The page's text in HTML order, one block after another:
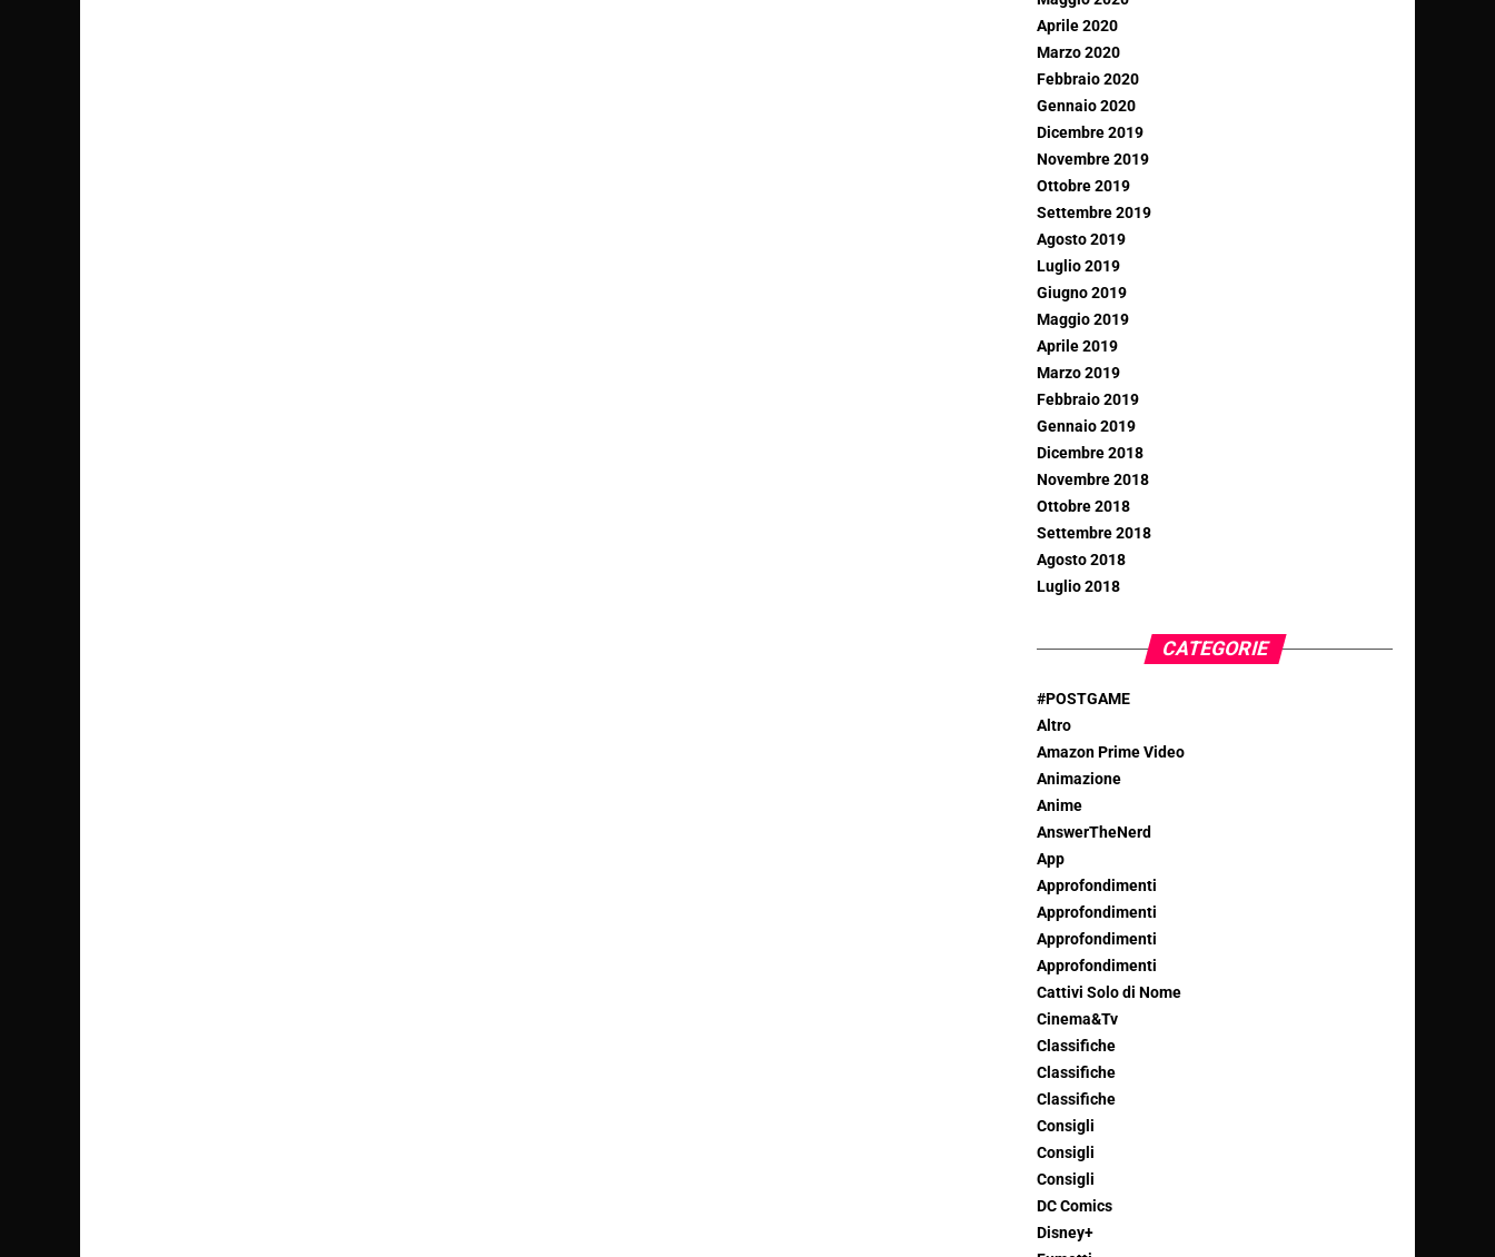
Aprile 2020
Marzo 2020
Febbraio 2020
Gennaio 2020
Dicembre 2019
Novembre 2019
Ottobre 2019
Settembre 2019
Agosto 2019
Luglio 2019
Giugno 2019
Maggio 2019
Aprile 2019
Marzo 2019
Febbraio 2019
Gennaio 2019
Dicembre 2018
Novembre 2018
Ottobre 2018
Settembre 2018
Agosto 2018
Luglio 2018
CATEGORIE
#POSTGAME
Altro
Amazon Prime Video
Animazione
Anime
AnswerTheNerd
App
Approfondimenti
Approfondimenti
Approfondimenti
Approfondimenti
Cattivi Solo di Nome
Cinema&Tv
Classifiche
Classifiche
Classifiche
Consigli
Consigli
Consigli
DC Comics
Disney+